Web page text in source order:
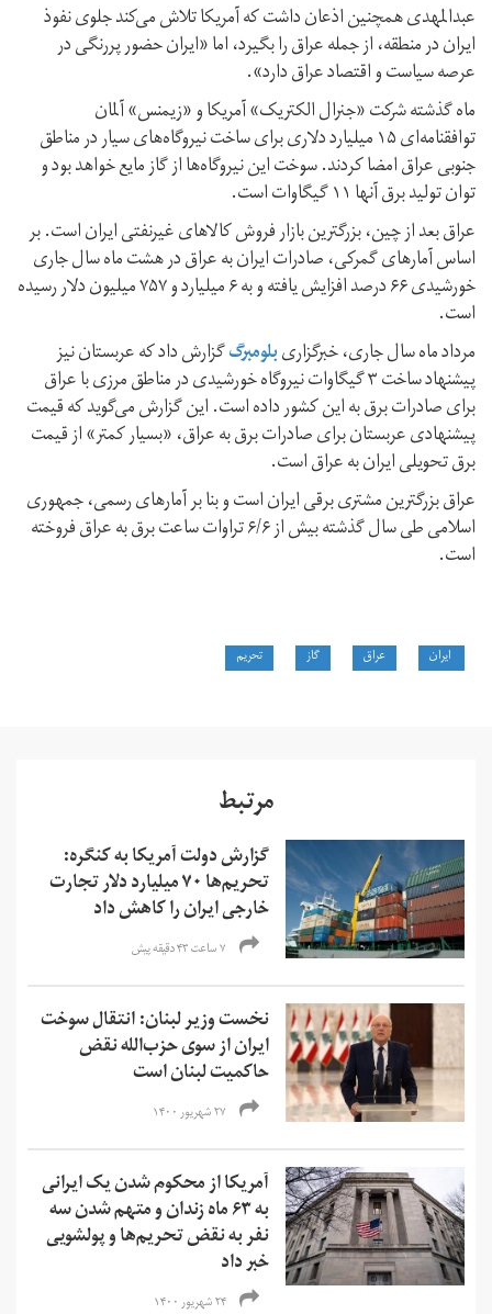
عبدالمهدی همچنین اذعان داشت که آمریکا تلاش می‌کند جلوی نفوذ
ایران در منطقه، از جمله عراق را بگیرد، اما «ایران حضور پررنگی در
عرصه سیاست و اقتصاد عراق دارد».
ماه گذشته شرکت «جنرال الکتریک» آمریکا و «زیمنس» آلمان
توافقنامه‌ای ۱۵ میلیارد دلاری برای ساخت نیروگاه‌های سیار در مناطق
جنوبی عراق امضا کردند. سوخت این نیروگاه‌ها از گاز مایع خواهد بود و
توان تولید برق آنها ۱۱ گیگاوات است.
عراق بعد از چین، بزرگترین بازار فروش کالاهای غیرنفتی ایران است. بر
اساس آمارهای گمرکی، صادرات ایران به عراق در هشت ماه سال جاری
خورشیدی ۶۶ درصد افزایش یافته و به ۶ میلیارد و ۷۵۷ میلیون دلار رسیده
است.
مرداد ماه سال جاری، خبرگزاریبلومبرگگزارش داد که عربستان نیز
پیشنهاد ساخت ۳ گیگاوات نیروگاه خورشیدی در مناطق مرزی با عراق
برای صادرات برق به این کشور داده است. این گزارش می‌گوید که قیمت
پیشنهادی عربستان برای صادرات برق به عراق، «بسیار کمتر» از قیمت
برق تحویلی ایران به عراق است.
عراق بزرگترین مشتری برقی ایران است و بنا بر آمارهای رسمی، جمهوری
اسلامی طی سال گذشته بیش از ۶/۶ تراوات ساعت برق به عراق فروخته
است.
ایران عراق گاز تحریم
مرتبط
گزارش دولت آمریکا به کنگره:
تحریم‌ها ۷۰ میلیارد دلار تجارت
خارجی ایران را کاهش داد
۷ ساعت ۴۳ دقیقه پیش
نخست وزیر لبنان: انتقال سوخت
ایران از سوی حزب‌الله نقض
حاکمیت لبنان است
۲۷ شهریور ۱۴۰۰
آمریکا از محکوم شدن یک ایرانی
به ۶۳ ماه زندان و متهم شدن سه
نفر به نقض تحریم‌ها و‌ پولشویی
خبر داد
۲۴ شهریور ۱۴۰۰